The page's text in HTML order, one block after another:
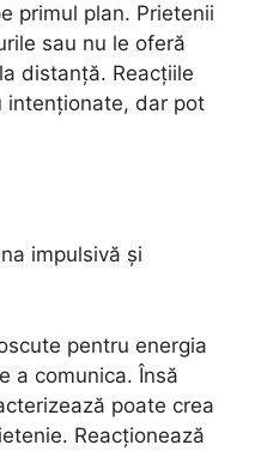
primul plan. Prietenii
sau nu le oferă
distanță. Reacțiile
intenționate, dar pot
impulsivă și
pentru energia
a comunica. Însă
poate crea
Reacționează